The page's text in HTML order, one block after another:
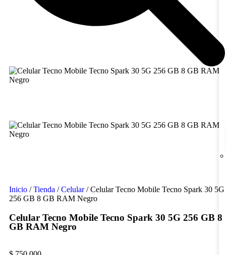
Inicio /Tienda /Celular/ Celular Tecno Mobile Tecno Spark 30 5G
256 GB 8 GB RAM Negro
Celular Tecno Mobile Tecno Spark 30 5G 256 GB 8
GB RAM Negro